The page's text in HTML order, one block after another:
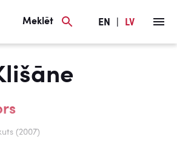
Meklēt EN LV
(2007)